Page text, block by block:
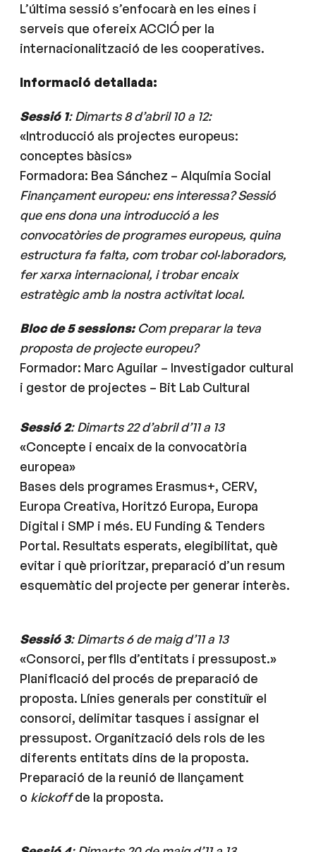
L’última sessió s’enfocarà en les eines i
serveis que ofereix ACCIÓ per la
internacionalització de les cooperatives.
Informació detallada:
Sessió 1: Dimarts 8 d’abril 10 a 12:
«Introducció als projectes europeus:
conceptes bàsics»
Formadora: Bea Sánchez – Alquímia Social
Finançament europeu: ens interessa? Sessió
que ens dona una introducció a les
convocatòries de programes europeus, quina
estructura fa falta, com trobar col·laboradors,
fer xarxa internacional, i trobar encaix
estratègic amb la nostra activitat local.
Bloc de 5 sessions: Com preparar la teva
proposta de projecte europeu?
Formador: Marc Aguilar – Investigador cultural
i gestor de projectes – Bit Lab Cultural
Sessió 2: Dimarts 22 d’abril d’11 a 13
«Concepte i encaix de la convocatòria
europea»
Bases dels programes Erasmus+, CERV,
Europa Creativa, Horitzó Europa, Europa
Digital i SMP i més. EU Funding & Tenders
Portal. Resultats esperats, elegibilitat, què
evitar i què prioritzar, preparació d’un resum
esquemàtic del projecte per generar interès.
Sessió 3: Dimarts 6 de maig d’11 a 13
«Consorci, perfils d’entitats i pressupost.»
Planificació del procés de preparació de
proposta. Línies generals per constituïr el
consorci, delimitar tasques i assignar el
pressupost. Organització dels rols de les
diferents entitats dins de la proposta.
Preparació de la reunió de llançament
o kickoffde la proposta.